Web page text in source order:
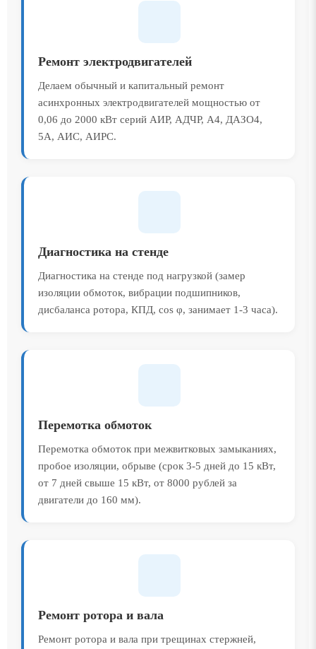
Ремонт электродвигателей
Делаем обычный и капитальный ремонт
асинхронных электродвигателей мощностью от
0,06 до 2000 кВт серий АИР, АДЧР, А4, ДАЗО4,
5А, АИС, АИРС.
Диагностика на стенде
Диагностика на стенде под нагрузкой (замер
изоляции обмоток, вибрации подшипников,
дисбаланса ротора, КПД, cos φ, занимает 1-3 часа).
Перемотка обмоток
Перемотка обмоток при межвитковых замыканиях,
пробое изоляции, обрыве (срок 3-5 дней до 15 кВт,
от 7 дней свыше 15 кВт, от 8000 рублей за
двигатели до 160 мм).
Ремонт ротора и вала
Ремонт ротора и вала при трещинах стержней,